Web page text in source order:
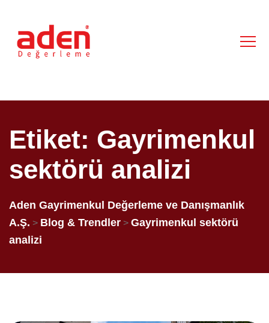
Etiket: Gayrimenkul
sektörü analizi
Aden Gayrimenkul Değerleme ve Danışmanlık
A.Ş. > Blog & Trendler > Gayrimenkul sektörü
analizi